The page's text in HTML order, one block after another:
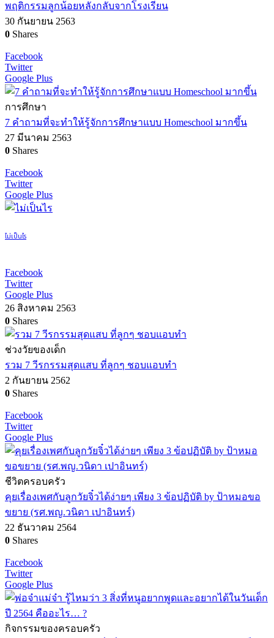
พฤติกรรมลูกน้อยหลังกลับจากโรงเรียน
30 กันยายน 2563
0 Shares
Facebook
Twitter
Google Plus
การศึกษา
7 คำถามที่จะทำให้รู้จักการศึกษาแบบ Homeschool มากขึ้น
27 มีนาคม 2563
0 Shares
Facebook
Twitter
Google Plus
ไม่เป็นไร
Facebook
Twitter
Google Plus
26 สิงหาคม 2563
0 Shares
ช่วงวัยของเด็ก
รวม 7 วีรกรรมสุดแสบ ที่ลูกๆ ชอบแอบทำ
2 กันยายน 2562
0 Shares
Facebook
Twitter
Google Plus
ชีวิตครอบครัว
คุยเรื่องเพศกับลูกวัยจิ๋วได้ง่ายๆ เพียง 3 ข้อปฏิบัติ by ป้าหมอขอ
ขยาย (รศ.พญ.วนิดา เปาอินทร์)
22 ธันวาคม 2564
0 Shares
Facebook
Twitter
Google Plus
กิจกรรมของครอบครัว